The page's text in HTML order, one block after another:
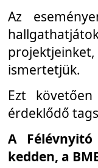
Az
ismertetjük.
Ezt
érdeklődő
A
kedden, a